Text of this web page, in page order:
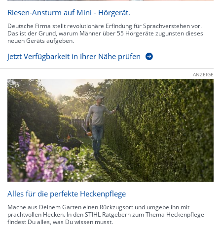
Riesen-Ansturm auf Mini - Hörgerät.
Deutsche Firma stellt revolutionäre Erfindung für Sprachverstehen vor.
Das ist der Grund, warum Männer über 55 Hörgeräte zugunsten dieses
neuen Geräts aufgeben.
Jetzt Verfügbarkeit in Ihrer Nähe prüfen
ANZEIGE
Alles für die perfekte Heckenpflege
Mache aus Deinem Garten einen Rückzugsort und umgebe ihn mit
prachtvollen Hecken. In den STIHL Ratgebern zum Thema Heckenpflege
findest Du alles, was Du wissen musst.